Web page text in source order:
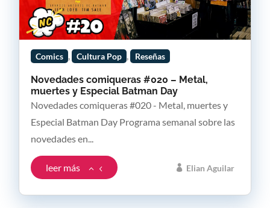
Novedades comiqueras #020 – Metal,
muertes y Especial Batman Day
Elian Aguilar
Comics , Cultura Pop , Reseñas
Novedades comiqueras #020 - Metal, muertes y
Especial Batman Day Programa semanal sobre las
novedades en...
leer más